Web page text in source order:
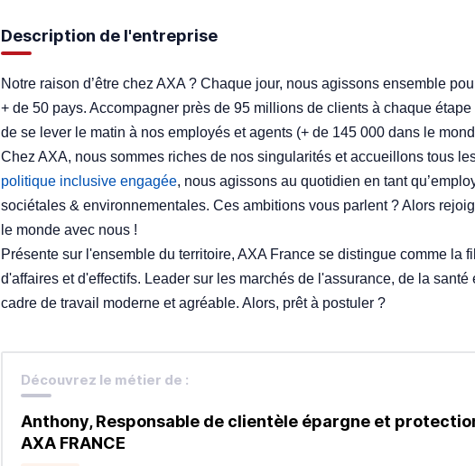
Description de l'entreprise
Notre raison d’être chez AXA ? Chaque jour, nous agissons ensemble
+ de 50 pays. Accompagner près de 95 millions de clients à chaque
de se lever le matin à nos employés et agents (+ de 145 000 dans le
Chez AXA, nous sommes riches de nos singularités et accueillons tous
politique inclusive engagée, nous agissons au quotidien en tant
sociétales & environnementales. Ces ambitions vous parlent ? Alors
le monde avec nous !
Présente sur l'ensemble du territoire, AXA France se distingue comme la
d'affaires et d'effectifs. Leader sur les marchés de l'assurance, de la
cadre de travail moderne et agréable. Alors, prêt à postuler ?
Découvrez le métier de :
Anthony, Responsable de clientèle épargne et
AXA FRANCE